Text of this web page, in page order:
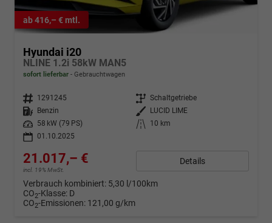
ab 416,– € mtl.
Hyundai i20
NLINE 1.2i 58kW MAN5
sofort lieferbar Gebrauchtwagen
Fahrzeugnr. 1291245 Getriebe Schaltgetriebe
Kraftstoff
Benzin Außenfarbe
LUCID LIME
Leistung
58 kW (79 PS) Kilometerstand
10 km
01.10.2025
21.017,– €
incl. 19% MwSt.
Details
Verbrauch kombiniert: 5,30 l/100km
CO2-Klasse: D
CO2-Emissionen: 121,00 g/km